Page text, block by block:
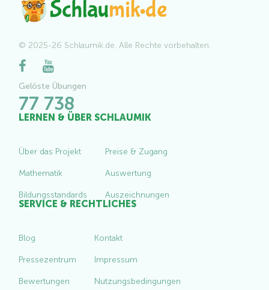
© 2025-26 Schlaumik.de. Alle Rechte vorbehalten.
Gelöste Übungen
77 738
LERNEN & ÜBER SCHLAUMIK
Über das Projekt
Mathematik
Bildungsstandards
Preise & Zugang
Auswertung
Auszeichnungen
SERVICE & RECHTLICHES
Blog
Pressezentrum
Bewertungen
Kontakt
Impressum
Nutzungsbedingungen